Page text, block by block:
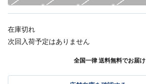
在庫切れ
次回入荷予定はありません
全国一律 送料無料でお届け